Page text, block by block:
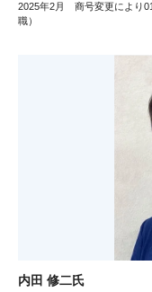
2025年2月 商号変更により
職）
内田 修二氏